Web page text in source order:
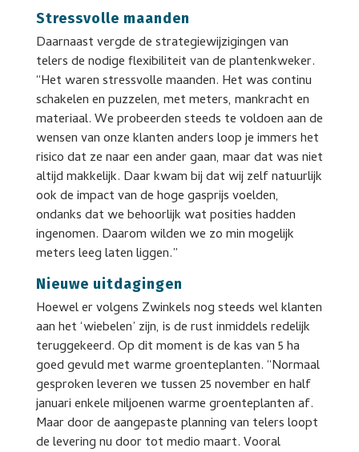
Stressvolle maanden
Daarnaast vergde de strategiewijzigingen van
telers de nodige flexibiliteit van de plantenkweker.
“Het waren stressvolle maanden. Het was continu
schakelen en puzzelen, met meters, mankracht en
materiaal. We probeerden steeds te voldoen aan de
wensen van onze klanten anders loop je immers het
risico dat ze naar een ander gaan, maar dat was niet
altijd makkelijk. Daar kwam bij dat wij zelf natuurlijk
ook de impact van de hoge gasprijs voelden,
ondanks dat we behoorlijk wat posities hadden
ingenomen. Daarom wilden we zo min mogelijk
meters leeg laten liggen.”
Nieuwe uitdagingen
Hoewel er volgens Zwinkels nog steeds wel klanten
aan het ‘wiebelen’ zijn, is de rust inmiddels redelijk
teruggekeerd. Op dit moment is de kas van 5 ha
goed gevuld met warme groenteplanten. “Normaal
gesproken leveren we tussen 25 november en half
januari enkele miljoenen warme groenteplanten af.
Maar door de aangepaste planning van telers loopt
de levering nu door tot medio maart. Vooral